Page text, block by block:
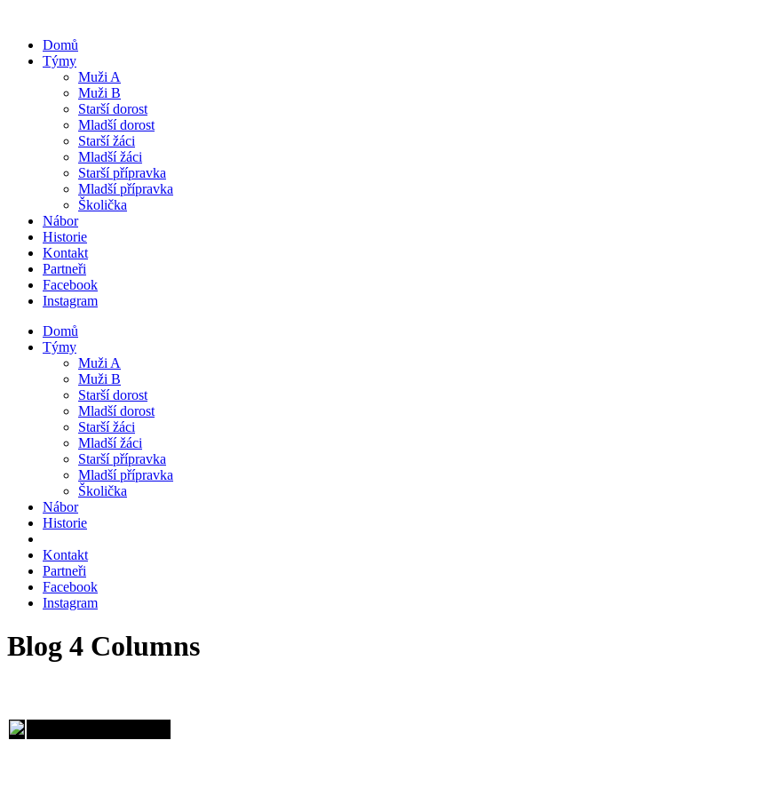
Domů
Týmy
Muži A
Muži B
Starší dorost
Mladší dorost
Starší žáci
Mladší žáci
Starší přípravka
Mladší přípravka
Školička
Nábor
Historie
Kontakt
Partneři
Facebook
Instagram
Domů
Týmy
Muži A
Muži B
Starší dorost
Mladší dorost
Starší žáci
Mladší žáci
Starší přípravka
Mladší přípravka
Školička
Nábor
Historie
Kontakt
Partneři
Facebook
Instagram
Blog 4 Columns